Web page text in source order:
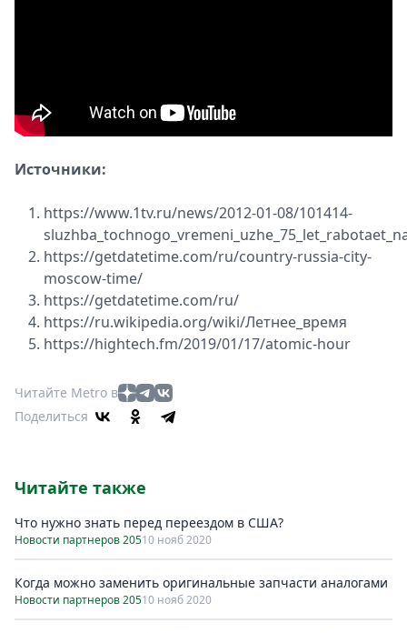
Источники:
https://www.1tv.ru/news/2012-01-08/101414-
https://getdatetime.com/ru/country-russia-city-
moscow-time/
https://getdatetime.com/ru/
https://ru.wikipedia.org/wiki/Летнее_время
https://hightech.fm/2019/01/17/atomic-hour
Читайте Metro в
Поделиться
Читайте также
Что нужно знать перед переездом в США?
Новости партнеров 20510 нояб 2020
Когда можно заменить оригинальные запчасти аналогами
Новости партнеров 20510 нояб 2020